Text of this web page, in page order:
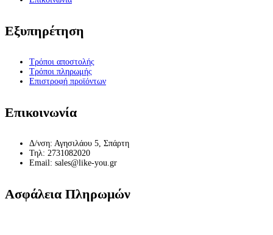
Εξυπηρέτηση
Τρόποι αποστολής
Τρόποι πληρωμής
Επιστροφή προϊόντων
Επικοινωνία
Δ/νση: Αγησιλάου 5, Σπάρτη
Τηλ: 2731082020
Email: sales@like-you.gr
Ασφάλεια Πληρωμών